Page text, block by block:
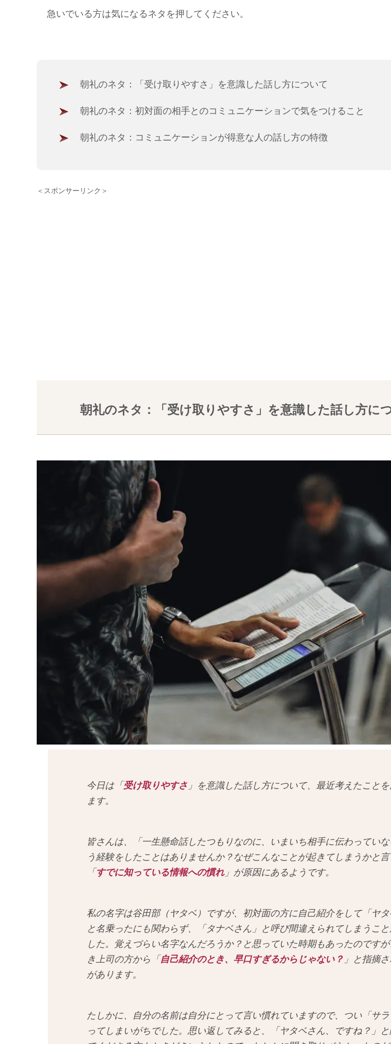
急いでいる方は気になるネタを押してください。
朝礼のネタ：「受け取りやすさ」を意識した話し方について
朝礼のネタ：初対面の相手とのコミュニケーションで気をつけること
朝礼のネタ：コミュニケーションが得意な人の話し方の特徴
＜スポンサーリンク＞
朝礼のネタ：「受け取りやすさ」を意識した話し方に
今日は「 受け取りやすさ 」を意識した話し方について、最近考えたこと
ます。
皆さんは、「一生懸命話したつもりなのに、いまいち相手に伝わってい
う経験をしたことはありませんか？なぜこんなことが起きてしまうかと言
「 すでに知っている情報への慣れ」が原因にあるようです。
私の名字は谷田部（ヤタベ）ですが、初対面の方に自己紹介をして「ヤタ
と名乗ったにも関わらず、「タナベさん」と呼び間違えられてしまうこ
した。覚えづらい名字なんだろうか？と思っていた時期もあったのです
き上司の方から「 自己紹介のとき、早口すぎるからじゃない？ 」と指摘
があります。
たしかに、自分の名前は自分にとって言い慣れていますので、つい「サ
ってしまいがちでした。思い返してみると、「ヤタベさん、ですね？」